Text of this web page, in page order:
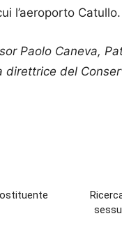
l’aeroporto Catullo.
Paolo Caneva,
direttrice del